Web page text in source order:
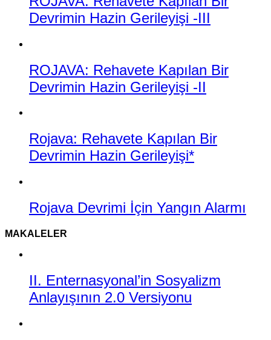
Devrimin Hazin Gerileyişi -III
ROJAVA: Rehavete Kapılan Bir
Devrimin Hazin Gerileyişi -II
Rojava: Rehavete Kapılan Bir
Devrimin Hazin Gerileyişi*
Rojava Devrimi İçin Yangın Alarmı
MAKALELER
II. Enternasyonal’in Sosyalizm
Anlayışının 2.0 Versiyonu